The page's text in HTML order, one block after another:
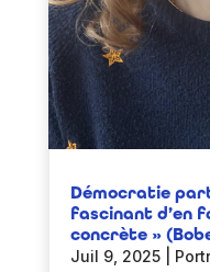
Démocratie
fascinant d’en
concrète »
Juil 9, 2025|